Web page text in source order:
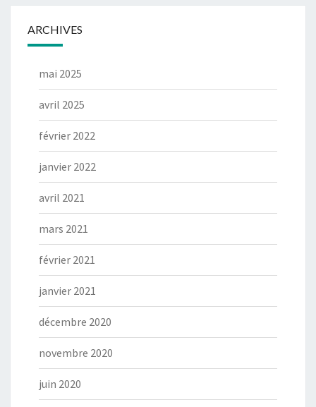
ARCHIVES
mai 2025
avril 2025
février 2022
janvier 2022
avril 2021
mars 2021
février 2021
janvier 2021
décembre 2020
novembre 2020
juin 2020